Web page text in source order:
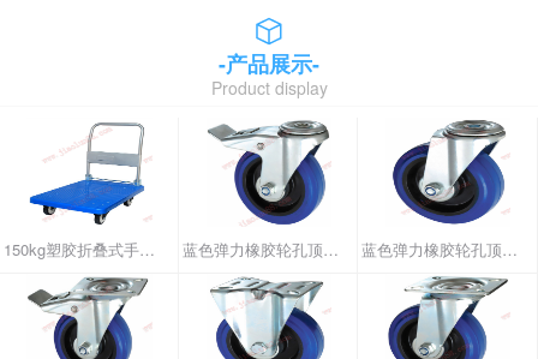
-产品展示-
Product display
150kg塑胶折叠式手推车 蓝色弹力橡胶轮孔顶刹车 蓝色弹力橡胶轮孔顶活动